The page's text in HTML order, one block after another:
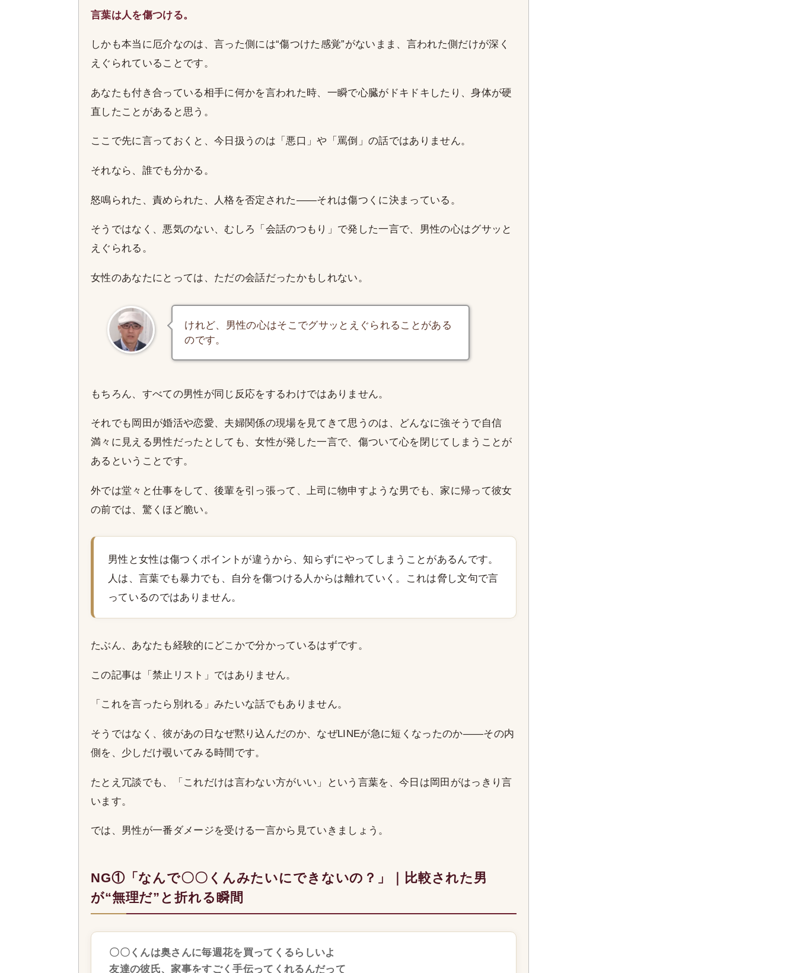
言葉は人を傷つける。
しかも本当に厄介なのは、言った側には“傷つけた感覚”がないまま、言われた側だけが深く
えぐられていることです。
あなたも付き合っている相手に何かを言われた時、一瞬で心臓がドキドキしたり、身体が硬
直したことがあると思う。
ここで先に言っておくと、今日扱うのは「悪口」や「罵倒」の話ではありません。
それなら、誰でも分かる。
怒鳴られた、責められた、人格を否定された——それは傷つくに決まっている。
そうではなく、悪気のない、むしろ「会話のつもり」で発した一言で、男性の心はグサッと
えぐられる。
女性のあなたにとっては、ただの会話だったかもしれない。
けれど、男性の心はそこでグサッとえぐられることがある
のです。
もちろん、すべての男性が同じ反応をするわけではありません。
それでも岡田が婚活や恋愛、夫婦関係の現場を見てきて思うのは、どんなに強そうで自信
満々に見える男性だったとしても、女性が発した一言で、傷ついて心を閉じてしまうことが
あるということです。
外では堂々と仕事をして、後輩を引っ張って、上司に物申すような男でも、家に帰って彼女
の前では、驚くほど脆い。
男性と女性は傷つくポイントが違うから、知らずにやってしまうことがあるんです。
人は、言葉でも暴力でも、自分を傷つける人からは離れていく。これは脅し文句で言
っているのではありません。
たぶん、あなたも経験的にどこかで分かっているはずです。
この記事は「禁止リスト」ではありません。
「これを言ったら別れる」みたいな話でもありません。
そうではなく、彼があの日なぜ黙り込んだのか、なぜLINEが急に短くなったのか——その内
側を、少しだけ覗いてみる時間です。
たとえ冗談でも、「これだけは言わない方がいい」という言葉を、今日は岡田がはっきり言
います。
では、男性が一番ダメージを受ける一言から見ていきましょう。
NG①「なんで〇〇くんみたいにできないの？」｜比較された男
が“無理だ”と折れる瞬間
〇〇くんは奥さんに毎週花を買ってくるらしいよ
友達の彼氏、家事をすごく手伝ってくれるんだって